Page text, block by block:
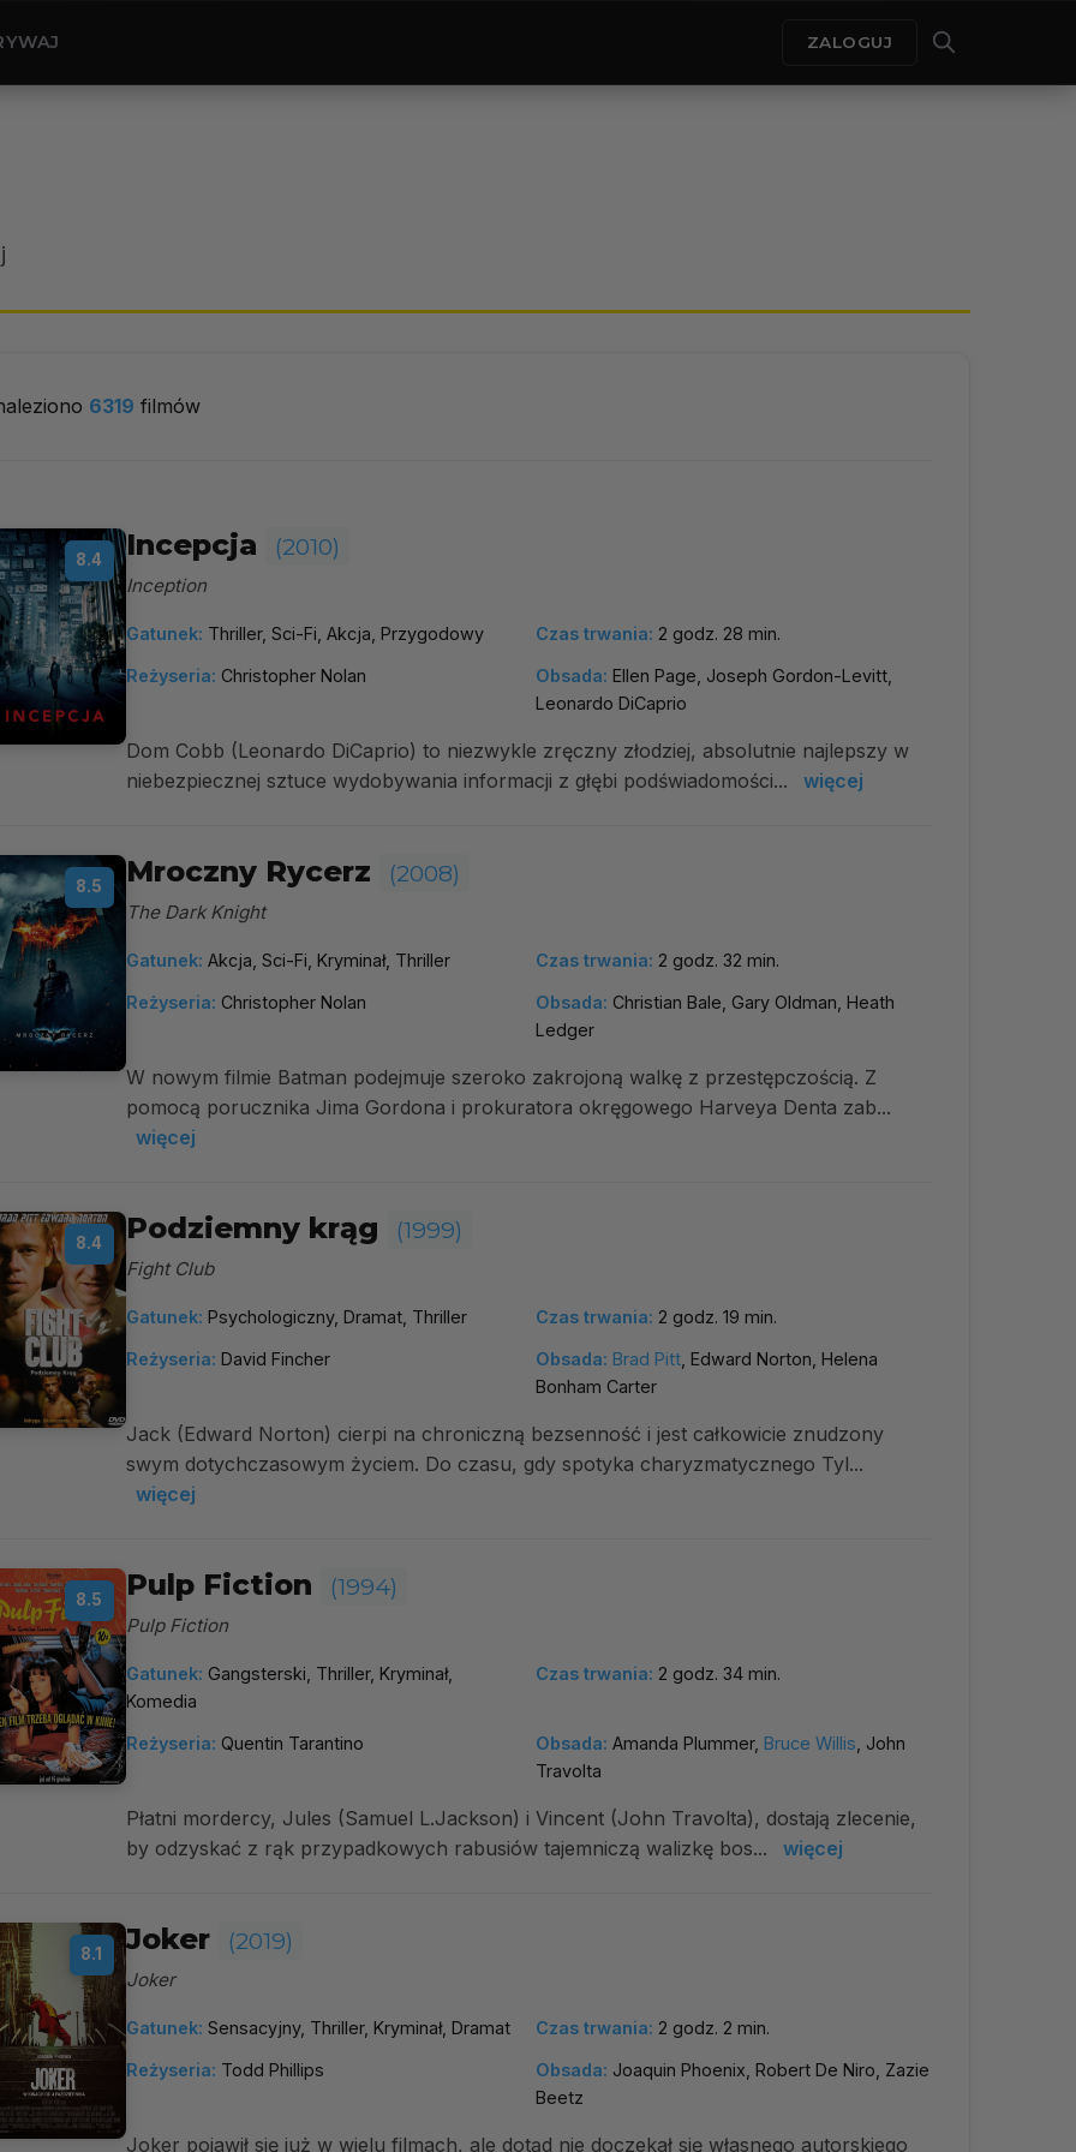
ZALOGUJ
6319 filmów
8.4 Incepcja (2010)
Inception
Gatunek: Thriller, Sci-Fi, Akcja, Przygodowy Czas trwania: 2 godz. 28 min.
Reżyseria: Christopher Nolan Obsada: Ellen Page, Joseph Gordon-Levitt,
Leonardo DiCaprio
Dom Cobb (Leonardo DiCaprio) to niezwykle zręczny złodziej, absolutnie najlepszy w
niebezpiecznej sztuce wydobywania informacji z głębi podświadomości...
więcej
8.5 Mroczny Rycerz (2008)
The Dark Knight
Gatunek: Akcja, Sci-Fi, Kryminał, Thriller Czas trwania: 2 godz. 32 min.
Reżyseria: Christopher Nolan Obsada: Christian Bale, Gary Oldman, Heath
Ledger
W nowym filmie Batman podejmuje szeroko zakrojoną walkę z przestępczością. Z
pomocą porucznika Jima Gordona i prokuratora okręgowego Harveya Denta zab...
więcej
8.4 Podziemny krąg (1999)
Fight Club
Gatunek: Psychologiczny, Dramat, Thriller Czas trwania: 2 godz. 19 min.
Reżyseria: David Fincher Obsada: Brad Pitt , Edward Norton, Helena
Bonham Carter
Jack (Edward Norton) cierpi na chroniczną bezsenność i jest całkowicie znudzony
swym dotychczasowym życiem. Do czasu, gdy spotyka charyzmatycznego Tyl...
więcej
8.5 Pulp Fiction (1994)
Pulp Fiction
Gatunek: Gangsterski, Thriller, Kryminał,
Komedia
Czas trwania: 2 godz. 34 min.
Reżyseria: Quentin Tarantino Obsada: Amanda Plummer, Bruce Willis , John
Travolta
Płatni mordercy, Jules (Samuel L.Jackson) i Vincent (John Travolta), dostają zlecenie,
by odzyskać z rąk przypadkowych rabusiów tajemniczą walizkę bos...
więcej
8.1 Joker (2019)
Joker
Gatunek: Sensacyjny, Thriller, Kryminał, Dramat Czas trwania: 2 godz. 2 min.
Reżyseria: Todd Phillips Obsada: Joaquin Phoenix, Robert De Niro, Zazie
Beetz
Joker pojawił się już w wielu filmach, ale dotąd nie doczekał się własnego autorskiego